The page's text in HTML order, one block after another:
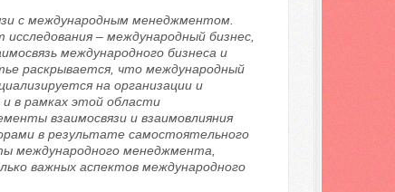
с международным менеджментом.
– международный бизнес,
международного бизнеса и
раскрывается, что международный
на организации и
в рамках этой области
взаимосвязи и взаимовлияния
в результате самостоятельного
международного менеджмента,
важных аспектов международного